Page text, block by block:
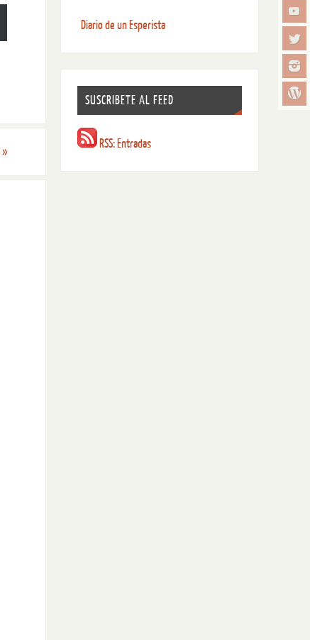
»
Diario de un Esperista
SUSCRIBETE AL FEED
RSS: Entradas